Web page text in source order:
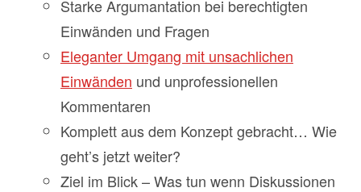
Starke Argumantation bei berechtigten
Einwänden und Fragen
Eleganter Umgang mit unsachlichen
Einwänden und unprofessionellen
Kommentaren
Komplett aus dem Konzept gebracht… Wie
geht’s jetzt weiter?
Ziel im Blick – Was tun wenn Diskussionen